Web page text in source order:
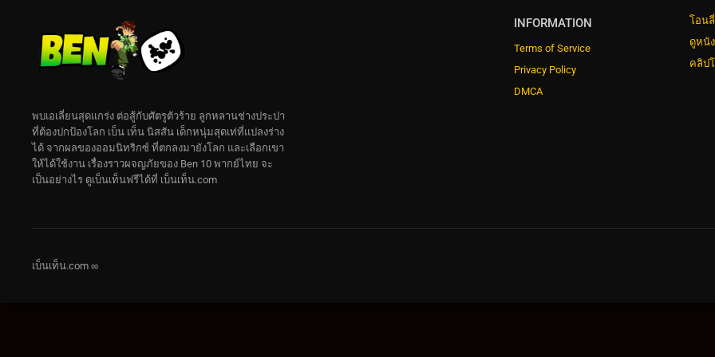
INFORMATION
Terms of Service
Privacy Policy
DMCA
โอน
ดูหนั
คลิป
พบเอเลี่ยนสุดแกร่ง ต่อสู้กับศัตรูตัวร้าย ลูกหลานช่างประปา
ที่ต้องปกป้องโลก เบ็น เท็น นิสสัน เด็กหนุ่มสุดเท่ที่แปลงร่าง
ได้ จากผลของออมนิทริกซ์ ที่ตกลงมายังโลก และเลือกเขา
ให้ได้ใช้งาน เรื่องราวผจญภัยของ Ben 10 พากย์ไทย จะ
เป็นอย่างไร ดูเบ็นเท็นฟรีได้ที่ เบ็นเท็น.com
เบ็นเท็น.com ∞